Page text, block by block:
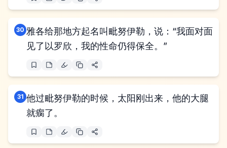
30 雅各给那地方起名叫毗努伊勒，说：“我面对面
见了以罗欣，我的性命仍得保全。”
31 他过毗努伊勒的时候，太阳刚出来，他的大腿
就瘸了。